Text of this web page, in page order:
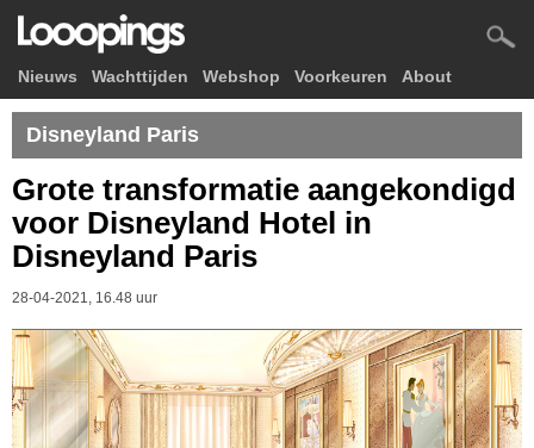
Nieuws Wachttijden Webshop Voorkeuren About
Disneyland Paris
Grote transformatie aangekondigd
voor Disneyland Hotel in
Disneyland Paris
28-04-2021, 16.48 uur